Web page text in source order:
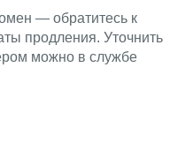
— обратитесь к
продления. Уточнить
можно в службе